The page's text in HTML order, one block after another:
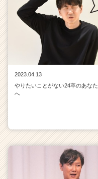
2023.04.13
やりたいことがない24卒のあなた
へ